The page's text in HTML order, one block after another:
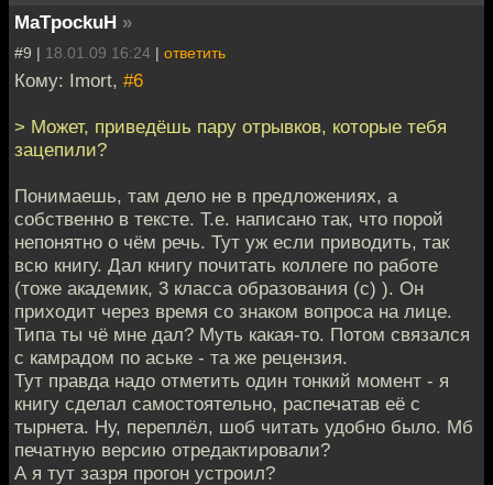
MaTpockuH »
#9 | 18.01.09 16:24 | ответить
Кому: Imort, #6
> Может, приведёшь пару отрывков, которые тебя
зацепили?
Понимаешь, там дело не в предложениях, а
собственно в тексте. Т.е. написано так, что порой
непонятно о чём речь. Тут уж если приводить, так
всю книгу. Дал книгу почитать коллеге по работе
(тоже академик, 3 класса образования (с) ). Он
приходит через время со знаком вопроса на лице.
Типа ты чё мне дал? Муть какая-то. Потом связался
с камрадом по аське - та же рецензия.
Тут правда надо отметить один тонкий момент - я
книгу сделал самостоятельно, распечатав её с
тырнета. Ну, переплёл, шоб читать удобно было. Мб
печатную версию отредактировали?
А я тут зазря прогон устроил?